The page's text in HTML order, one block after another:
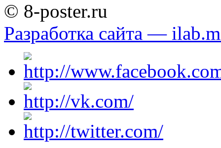
© 8-poster.ru
Разработка сайта —